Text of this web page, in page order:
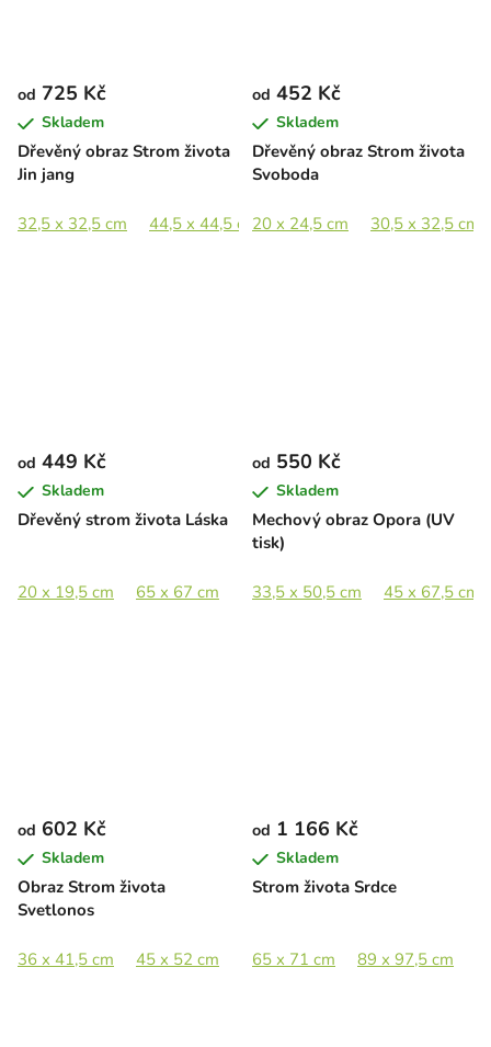
Dřevěný obraz Strom života
Jin jang
od 725 Kč
Skladem
32,5 x 32,5 cm 44,5 x 44,5 cm 65 x 65 cm 89 x 89 cm
Dřevěný obraz Strom života
Svoboda
od 452 Kč
Skladem
20 x 24,5 cm 30,5 x 32,5 cm
Dřevěný strom života Láska
od 449 Kč
Skladem
20 x 19,5 cm 65 x 67 cm 89 x 91,5 cm
Mechový obraz Opora (UV
tisk)
od 550 Kč
Skladem
33,5 x 50,5 cm 45 x 67,5 cm
Obraz Strom života
Svetlonos
od 602 Kč
Skladem
36 x 41,5 cm 45 x 52 cm 65 x 75 cm 80 x 92 cm
Strom života Srdce
od 1 166 Kč
Skladem
65 x 71 cm 89 x 97,5 cm